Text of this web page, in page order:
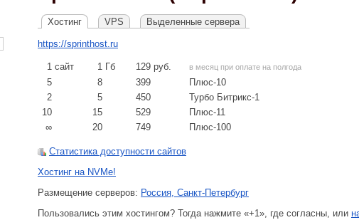
Хостинг VPS Выделенные сервера
https://sprinthost.ru
1 сайт 1 Гб 129 руб. в месяц при оплате на полгода
5 8 399
Плюс-10
2
5 450
Турбо Битрикс-1
10
15 529
Плюс-11
∞
20 749 Плюс-100
Статистика доступности сайтов
Хостинг на NVMe!
Размещение серверов: Россия, Санкт-Петербург
Пользовались этим хостингом? Тогда нажмите «+1», где согласны, или